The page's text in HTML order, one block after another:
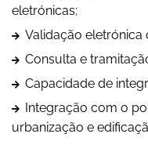
eletrónicas;
Validação eletrónica
Consulta e
Capacidade de
Integração com o
urbanização e